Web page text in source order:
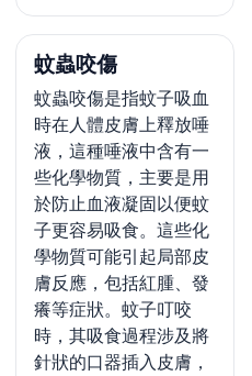
蚊蟲咬傷
蚊蟲咬傷是指蚊子吸血
時在人體皮膚上釋放唾
液，這種唾液中含有一
些化學物質，主要是用
於防止血液凝固以便蚊
子更容易吸食。這些化
學物質可能引起局部皮
膚反應，包括紅腫、發
癢等症狀。蚊子叮咬
時，其吸食過程涉及將
針狀的口器插入皮膚，